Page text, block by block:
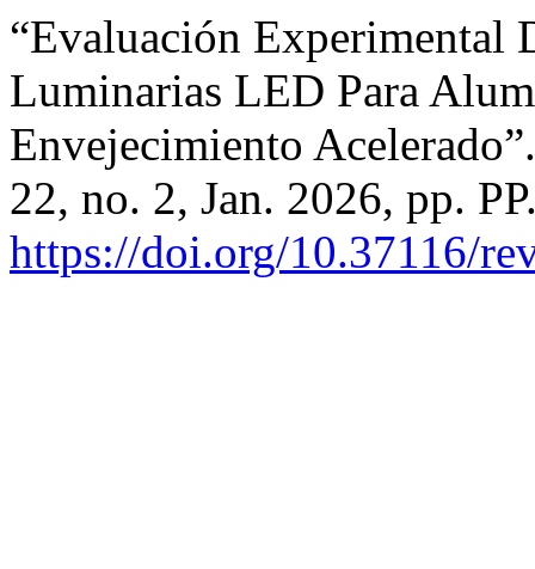
“Evaluación Experimental
Luminarias LED Para
Envejecimiento
22, no. 2, Jan. 2026, pp.
https://doi.org/10.37116/